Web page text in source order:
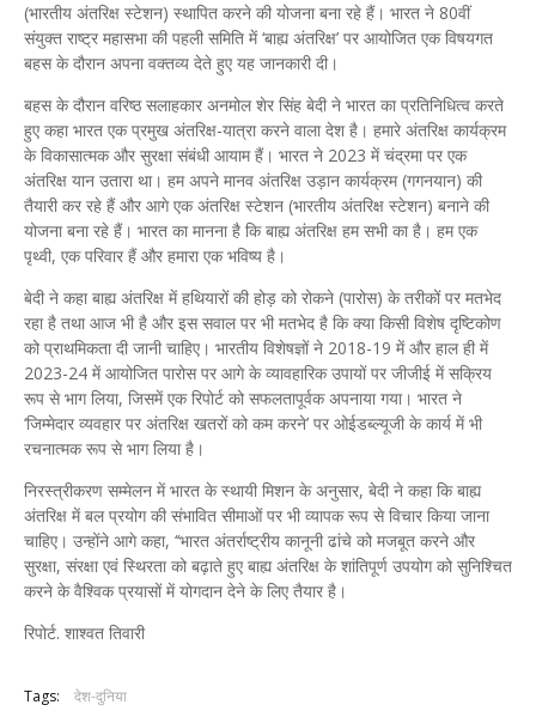
(भारतीय अंतरिक्ष स्टेशन) स्थापित करने की योजना बना रहे हैं। भारत ने 80वीं
संयुक्त राष्ट्र महासभा की पहली समिति में ‘बाह्य अंतरिक्ष’ पर आयोजित एक विषयगत
बहस के दौरान अपना वक्तव्य देते हुए यह जानकारी दी।
बहस के दौरान वरिष्ठ सलाहकार अनमोल शेर सिंह बेदी ने भारत का प्रतिनिधित्व करते
हुए कहा भारत एक प्रमुख अंतरिक्ष-यात्रा करने वाला देश है। हमारे अंतरिक्ष कार्यक्रम
के विकासात्मक और सुरक्षा संबंधी आयाम हैं। भारत ने 2023 में चंद्रमा पर एक
अंतरिक्ष यान उतारा था। हम अपने मानव अंतरिक्ष उड़ान कार्यक्रम (गगनयान) की
तैयारी कर रहे हैं और आगे एक अंतरिक्ष स्टेशन (भारतीय अंतरिक्ष स्टेशन) बनाने की
योजना बना रहे हैं। भारत का मानना है कि बाह्य अंतरिक्ष हम सभी का है। हम एक
पृथ्वी, एक परिवार हैं और हमारा एक भविष्य है।
बेदी ने कहा बाह्य अंतरिक्ष में हथियारों की होड़ को रोकने (पारोस) के तरीकों पर मतभेद
रहा है तथा आज भी है और इस सवाल पर भी मतभेद है कि क्या किसी विशेष दृष्टिकोण
को प्राथमिकता दी जानी चाहिए। भारतीय विशेषज्ञों ने 2018-19 में और हाल ही में
2023-24 में आयोजित पारोस पर आगे के व्यावहारिक उपायों पर जीजीई में सक्रिय
रूप से भाग लिया, जिसमें एक रिपोर्ट को सफलतापूर्वक अपनाया गया। भारत ने
‘जिम्मेदार व्यवहार पर अंतरिक्ष खतरों को कम करने’ पर ओईडब्ल्यूजी के कार्य में भी
रचनात्मक रूप से भाग लिया है।
निरस्त्रीकरण सम्मेलन में भारत के स्थायी मिशन के अनुसार, बेदी ने कहा कि बाह्य
अंतरिक्ष में बल प्रयोग की संभावित सीमाओं पर भी व्यापक रूप से विचार किया जाना
चाहिए। उन्होंने आगे कहा, ‘‘भारत अंतर्राष्ट्रीय कानूनी ढांचे को मजबूत करने और
सुरक्षा, संरक्षा एवं स्थिरता को बढ़ाते हुए बाह्य अंतरिक्ष के शांतिपूर्ण उपयोग को सुनिश्चित
करने के वैश्विक प्रयासों में योगदान देने के लिए तैयार है।
रिपोर्ट. शाश्वत तिवारी
Tags: देश-दुनिया